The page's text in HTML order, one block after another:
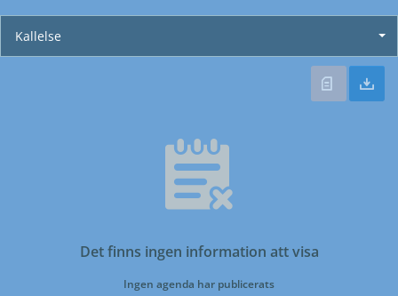
Kallelse
Det finns ingen information att visa
Ingen agenda har publicerats